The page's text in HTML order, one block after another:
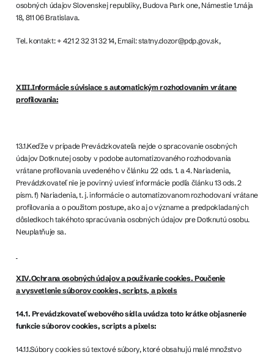
osobných údajov Slovenskej republiky, Budova Park one, Námestie 1.mája
18, 811 06 Bratislava.
Tel. kontakt: + 421 2 32 31 32 14, Email: statny.dozor@pdp.gov.sk,
XIII.Informácie súvisiace s automatickým rozhodovaním vrátane
profilovania:
13.1.Keďže v prípade Prevádzkovateľa nejde o spracovanie osobných
údajov Dotknutej osoby v podobe automatizovaného rozhodovania
vrátane profilovania uvedeného v článku 22 ods. 1. a 4. Nariadenia,
Prevádzkovateľ nie je povinný uviesť informácie podľa článku 13 ods. 2
písm. f) Nariadenia, t. j. informácie o automatizovanom rozhodovaní vrátane
profilovania a o použitom postupe, ako aj o význame a predpokladaných
dôsledkoch takéhoto spracúvania osobných údajov pre Dotknutú osobu.
Neuplatňuje sa.
XIV.Ochrana osobných údajov a používanie cookies. Poučenie
a vysvetlenie súborov cookies, scripts, a pixels
14.1. Prevádzkovateľ webového sídla uvádza toto krátke objasnenie
funkcie súborov cookies, scripts a pixels:
14.1.1.Súbory cookies sú textové súbory, ktoré obsahujú malé množstvo